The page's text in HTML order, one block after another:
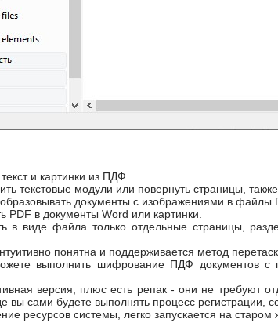
и картинки из ПДФ.
текстовые модули или повернуть страницы,
документы с изображениями в файлы
PDF в документы Word или картинки.
в виде файла только отдельные страницы,
понятна и поддерживается метод
выполнить шифрование ПДФ документов с
версия, плюс есть репак - они не требуют
вы сами будете выполнять процесс регистрации,
ресурсов системы, легко запускается на